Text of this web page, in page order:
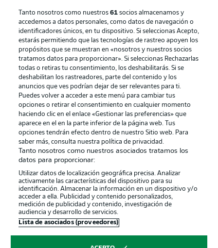
Publicidad Aviso legal
Gestionar las preferencias Declaracion de privacidad
Canales
Jugadores Condiciones de uso
Sello Editorial Contacto
Tanto nosotros como nuestros61 socios almacenamos y
accedemos a datos personales, como datos de navegación o
identificadores únicos, en tu dispositivo. Si seleccionas Acepto,
estarás permitiendo que las tecnologías de rastreo apoyen los
propósitos que se muestran en «nosotros y nuestros socios
tratamos datos para proporcionar». Si seleccionas Rechazarlas
todas o retiras tu consentimiento, los deshabilitarás. Si se
deshabilitan los rastreadores, parte del contenido y los
anuncios que ves podrían dejar de ser relevantes para ti.
Puedes volver a acceder a este menú para cambiar tus
opciones o retirar el consentimiento en cualquier momento
haciendo clic en el enlace «Gestionar las preferencias» que
aparece en el en la parte inferior de la página web. Tus
opciones tendrán efecto dentro de nuestro Sitio web. Para
saber más, consulta nuestra política de privacidad.
Tanto nosotros como nuestros asociados tratamos los
datos para proporcionar:
Utilizar datos de localización geográfica precisa. Analizar
activamente las características del dispositivo para su
identificación. Almacenar la información en un dispositivo y/o
acceder a ella. Publicidad y contenido personalizados,
medición de publicidad y contenido, investigación de
audiencia y desarrollo de servicios.
Lista de asociados (proveedores)